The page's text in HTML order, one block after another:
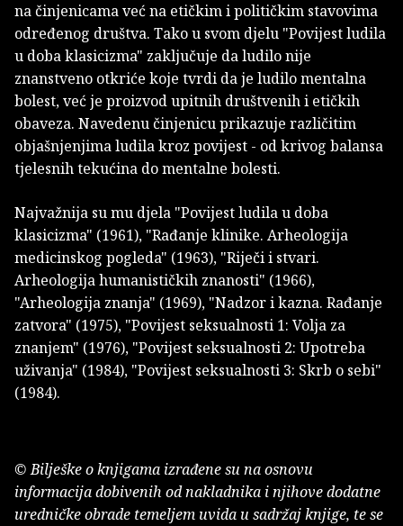
na činjenicama već na etičkim i političkim stavovima
određenog društva. Tako u svom djelu "Povijest ludila
u doba klasicizma" zaključuje da ludilo nije
znanstveno otkriće koje tvrdi da je ludilo mentalna
bolest, već je proizvod upitnih društvenih i etičkih
obaveza. Navedenu činjenicu prikazuje različitim
objašnjenjima ludila kroz povijest - od krivog balansa
tjelesnih tekućina do mentalne bolesti.
Najvažnija su mu djela "Povijest ludila u doba
klasicizma" (1961), "Rađanje klinike. Arheologija
medicinskog pogleda" (1963), "Riječi i stvari.
Arheologija humanističkih znanosti" (1966),
"Arheologija znanja" (1969), "Nadzor i kazna. Rađanje
zatvora" (1975), "Povijest seksualnosti 1: Volja za
znanjem" (1976), "Povijest seksualnosti 2: Upotreba
uživanja" (1984), "Povijest seksualnosti 3: Skrb o sebi"
(1984).
© Bilješke o knjigama izrađene su na osnovu
informacija dobivenih od nakladnika i njihove dodatne
uredničke obrade temeljem uvida u sadržaj knjige, te se